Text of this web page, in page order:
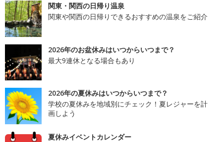
関東・関西の日帰り温泉
関東や関西の日帰りできるおすすめの温泉をご紹介
2026年のお盆休みはいつからいつまで？
最大9連休となる場合もあり
2026年の夏休みはいつからいつまで？
学校の夏休みを地域別にチェック！夏レジャーを計
画しよう
夏休みイベントカレンダー